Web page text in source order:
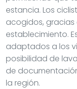
estancia. Los
acogidos, gracias
establecimiento.
adaptados a los
posibilidad de
de
la región.